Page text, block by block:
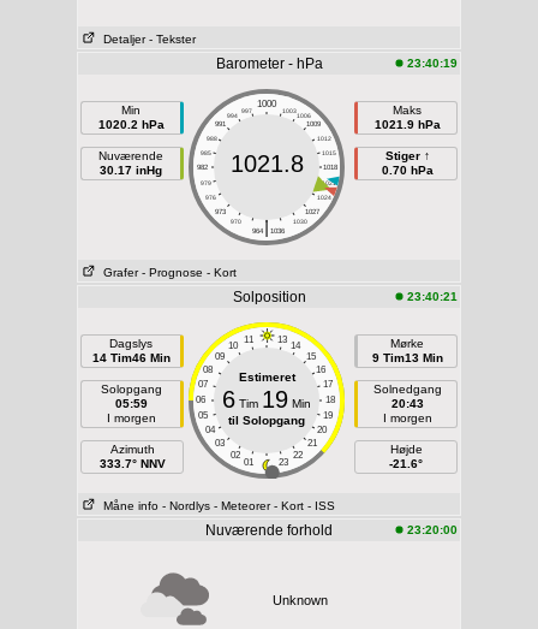
Detaljer - Tekster
Barometer - hPa 23:40:19
Min
1020.2 hPa
Nuværende
30.17 inHg
1000
997 1003
994
1006
991
1009
988
1012
985
1015
982
1018
979
1021
976
1024
973
1027
970
1030
|
964 1036
1021.8
Maks
1021.9 hPa
Stiger ↑
0.70 hPa
Grafer - Prognose - Kort
Solposition 23:40:21
Dagslys
14 Tim46 Min
Solopgang
05:59
I morgen
Azimuth
333.7° NNV
11 13
10
14
09
15
08
16
07
17
06
18
05
19
04
20
03
21
02
22
01 23
Estimeret
6 Tim 19 Min
til Solopgang
Mørke
9 Tim13 Min
Solnedgang
20:43
I morgen
Højde
-21.6°
Måne info - Nordlys - Meteorer - Kort - ISS
Nuværende forhold 23:20:00
Unknown